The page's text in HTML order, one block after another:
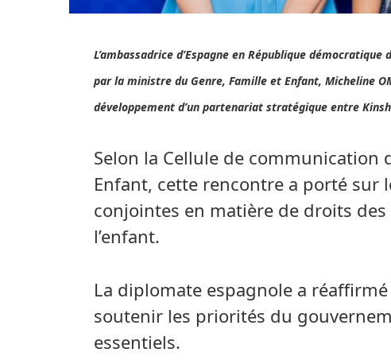
L’ambassadrice d’Espagne en République
par la ministre du Genre, Famille et Enfant, Micheline
développement d’un partenariat stratégique entre
Selon la Cellule de
Enfant, cette rencontre a porté sur
conjointes en matière de droits
l’enfant.
La diplomate espagnole a
soutenir les priorités du
essentiels.